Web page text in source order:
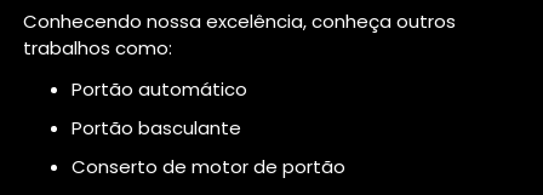
Conhecendo nossa excelência, conheça outros
trabalhos como:
portão automático
portão basculante
conserto de motor de portão